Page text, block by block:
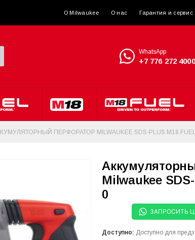
О Milwaukee О нас Гарантия и сервис
WhatsApp
+7 776 272 4000
ПЕРФОРАТОР MILWAUKEE SDS-PLUS M18
Milwaukee
0
ЗАПРОСИТЬ
Доступно: Доступно для